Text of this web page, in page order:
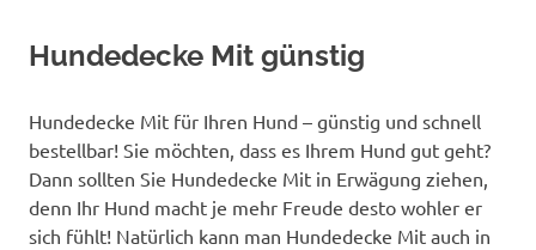
springen
Hund
Hundedecke Mit günstig
Hundedecke Mit für Ihren Hund – günstig und schnell
bestellbar! Sie möchten, dass es Ihrem Hund gut geht?
Dann sollten Sie Hundedecke Mit in Erwägung ziehen,
denn Ihr Hund macht je mehr Freude desto wohler er
sich fühlt! Natürlich kann man Hundedecke Mit auch in